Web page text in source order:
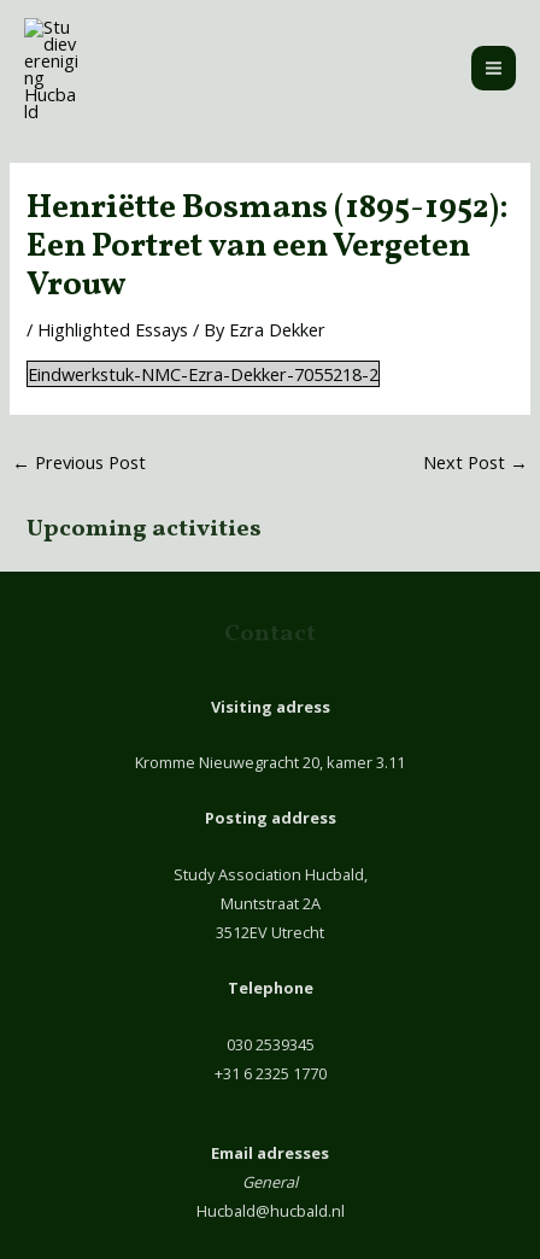
Skip
content
Henriëtte Bosmans (1895-1952):
Een Portret van een Vergeten
Vrouw
/ Highlighted Essays / By Ezra Dekker
Eindwerkstuk-NMC-Ezra-Dekker-7055218-2
← Previous Post Next Post →
Upcoming activities
Contact
Visiting adress
Kromme Nieuwegracht 20, kamer 3.11
Posting address
Study Association Hucbald,
Muntstraat 2A
3512EV Utrecht
Telephone
030 2539345
+31 6 2325 1770
Email adresses
General
Hucbald@hucbald.nl